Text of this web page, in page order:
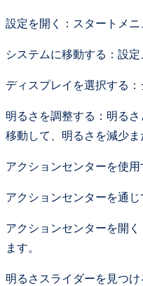
設定を開く：スタートメ
システムに移動する：設
ディスプレイを選択する
明るさを調整する：明る
移動して、明るさを減少ま
アクションセンターを使用
アクションセンターを通
アクションセンターを開
ます。
明るさスライダーを見つ